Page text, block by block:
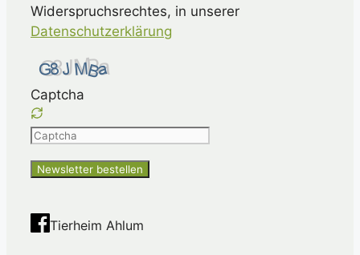
Widerspruchsrechtes, in unserer
Datenschutzerklärung
Captcha
Please
the
shown
in
Tierheim Ahlum